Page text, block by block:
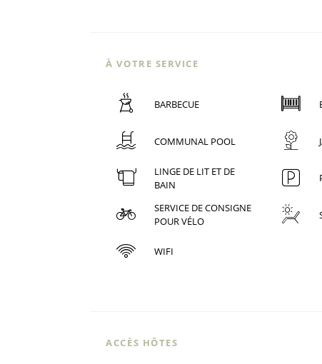
À VOTRE SERVICE
BARBECUE
COMMUNAL POOL
LINGE DE LIT ET DE
BAIN
SERVICE DE CONSIGNE
POUR VÉLO
WIFI
ACCÈS HÔTES